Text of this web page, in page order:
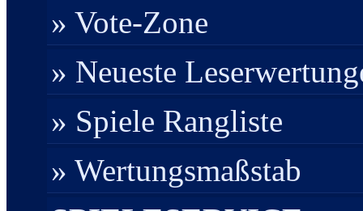
» Vote-Zone
» Neueste
» Spiele Rangliste
» Wertungsmaßstab